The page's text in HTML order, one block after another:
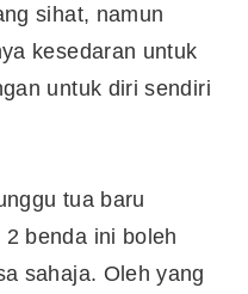
sihat, namun
kesedaran untuk
untuk diri sendiri
tua baru
benda ini boleh
sahaja. Oleh yang